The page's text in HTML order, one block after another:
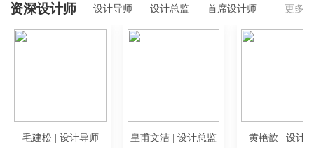
资深设计师 设计导师 设计总监 首席设计师 更多
毛建松 | 设计导师 皇甫文洁 | 设计总监 黄艳歆 | 设计